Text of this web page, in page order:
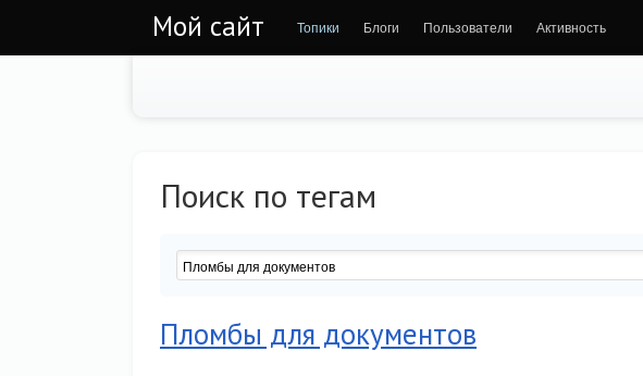
Мой сайт Топики Блоги Пользователи Активность
Поиск по тегам
Пломбы для документов